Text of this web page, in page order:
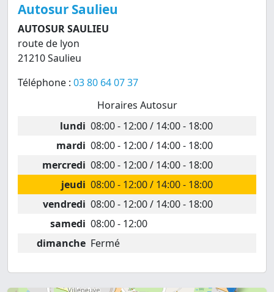
Autosur Saulieu
AUTOSUR SAULIEU
route de lyon
21210 Saulieu
Téléphone : 03 80 64 07 37
Horaires Autosur
lundi 08:00 - 12:00 / 14:00 - 18:00
mardi 08:00 - 12:00 / 14:00 - 18:00
mercredi 08:00 - 12:00 / 14:00 - 18:00
jeudi 08:00 - 12:00 / 14:00 - 18:00
vendredi 08:00 - 12:00 / 14:00 - 18:00
samedi 08:00 - 12:00
dimanche Fermé